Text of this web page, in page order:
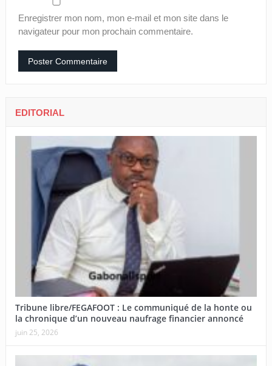
Enregistrer mon nom, mon e-mail et mon site dans le
navigateur pour mon prochain commentaire.
EDITORIAL
Tribune libre/FEGAFOOT : Le communiqué de la honte ou
la chronique d’un nouveau naufrage financier annoncé
juin 25, 2026